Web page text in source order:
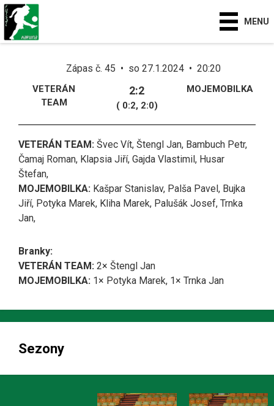
MENU
Zápas č. 45 • so 27.1.2024 • 20:20
VETERÁN
TEAM
2:2
( 0:2, 2:0)
MOJEMOBILKA
VETERÁN TEAM: Švec Vít, Štengl Jan, Bambuch Petr,
Čamaj Roman, Klapsia Jiří, Gajda Vlastimil, Husar
Štefan,
MOJEMOBILKA: Kašpar Stanislav, Palša Pavel, Bujka
Jiří, Potyka Marek, Kliha Marek, Palušák Josef, Trnka
Jan,
Branky:
VETERÁN TEAM: 2× Štengl Jan
MOJEMOBILKA: 1× Potyka Marek, 1× Trnka Jan
Sezony